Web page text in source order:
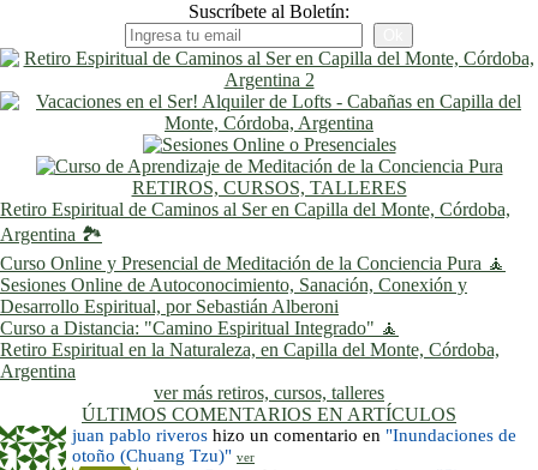
Suscríbete al Boletín:
RETIROS, CURSOS, TALLERES
Retiro Espiritual de Caminos al Ser en Capilla del Monte, Córdoba,
Argentina 🏞️
Curso Online y Presencial de Meditación de la Conciencia Pura 🧘
Sesiones Online de Autoconocimiento, Sanación, Conexión y
Desarrollo Espiritual, por Sebastián Alberoni
Curso a Distancia: "Camino Espiritual Integrado" 🧘
Retiro Espiritual en la Naturaleza, en Capilla del Monte, Córdoba,
Argentina
ver más retiros, cursos, talleres
ÚLTIMOS COMENTARIOS EN ARTÍCULOS
juan pablo riveros hizo un comentario en "Inundaciones de
otoño (Chuang Tzu)" ver